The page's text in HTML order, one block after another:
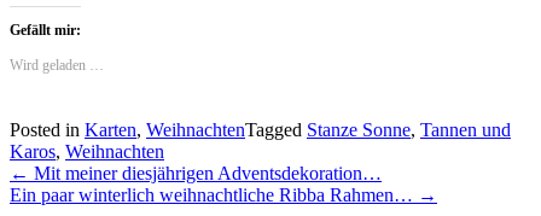
Gefällt mir:
Wird geladen …
Posted in Karten, WeihnachtenTagged Stanze Sonne, Tannen und
Karos, Weihnachten
Post
navigation
← Mit meiner diesjährigen Adventsdekoration…
Ein paar winterlich weihnachtliche Ribba Rahmen… →